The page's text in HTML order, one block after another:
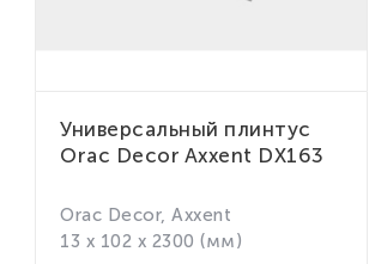
Универсальный плинтус
Orac Decor Axxent DX163
Orac Decor, Axxent
13 x 102 x 2300 (мм)